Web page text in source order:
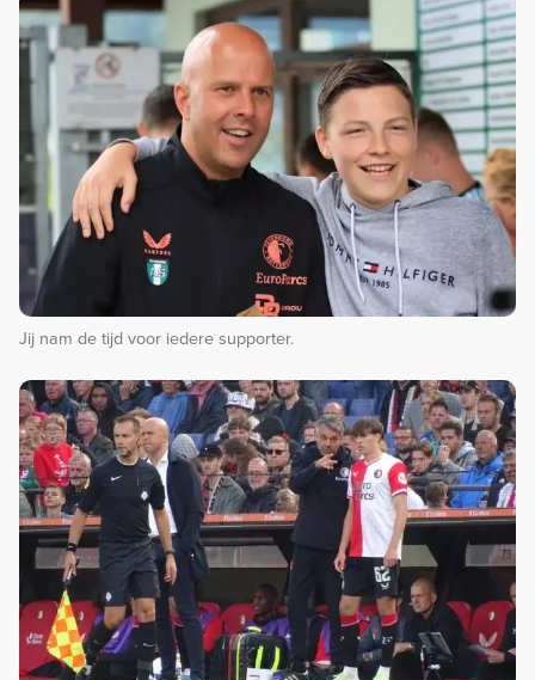
Jij nam de tijd voor iedere supporter.